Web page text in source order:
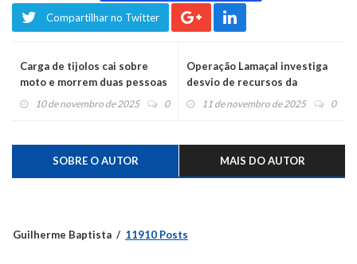
Compartilhar no Twitter
Carga de tijolos cai sobre
moto e morrem duas pessoas
10 de novembro de 2025 0
Operação Lamaçal investiga
desvio de recursos da
enchente
11 de novembro de 2025 0
SOBRE O AUTOR MAIS DO AUTOR
Guilherme Baptista 11910 Posts